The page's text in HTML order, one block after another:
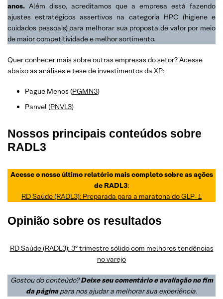
anos. Além disso, acreditamos que a empresa está fazendo
ajustes estratégicos assertivos na categoria HPC (higiene e
cuidados pessoais) para melhorar sua proposta de valor por meio
de maior competitividade e melhor sortimento.
Quer conhecer mais sobre outras empresas do setor? Acesse
abaixo as análises e tese de investimentos da XP:
Pague Menos (PGMN3)
Panvel (PNVL3)
Nossos principais conteúdos sobre
RADL3
Acesse o nosso último relatório mais completo sobre as ações
de RADL3:
RD Saúde (RADL3): Preparada para a maratona do GLP-1
Opinião sobre os resultados
RD Saúde (RADL3): 3º trimestre sólido com melhores tendências
no varejo
Gostou do conteúdo?Deixe seu comentário e avaliação no fim
da páginapara nos ajudar a melhorar sua experiência.